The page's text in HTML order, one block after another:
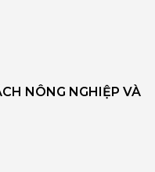
NÔNG NGHIỆP VÀ